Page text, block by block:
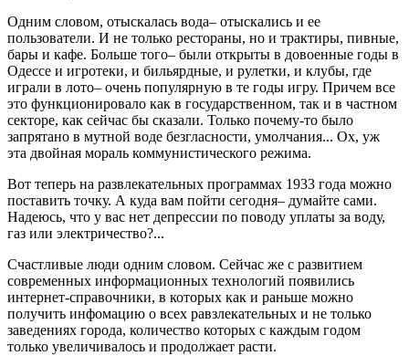
Одним словом, отыскалась вода– отыскались и ее
пользователи. И не только рестораны, но и трактиры, пивные,
бары и кафе. Больше того– были открыты в довоенные годы в
Одессе и игротеки, и бильярдные, и рулетки, и клубы, где
играли в лото– очень популярную в те годы игру. Причем все
это функционировало как в государственном, так и в частном
секторе, как сейчас бы сказали. Только почему-то было
запрятано в мутной воде безгласности, умолчания... Ох, уж
эта двойная мораль коммунистического режима.
Вот теперь на развлекательных программах 1933 года можно
поставить точку. А куда вам пойти сегодня– думайте сами.
Надеюсь, что у вас нет депрессии по поводу уплаты за воду,
газ или электричество?...
Счастливые люди одним словом. Сейчас же с развитием
современных информационных технологий появились
интернет-справочники, в которых как и раньше можно
получить инфомацию о всех равзлекательных и не только
заведениях города, количество которых с каждым годом
только увеличивалось и продолжает расти.